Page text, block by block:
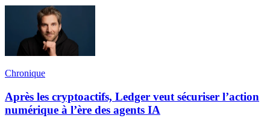
Chronique
Après les cryptoactifs, Ledger veut sécuriser l’action
numérique à l’ère des agents IA